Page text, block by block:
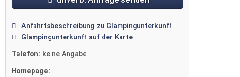
Anfahrtsbeschreibung zu Glampingunterkunft
Glampingunterkunft auf der Karte
Telefon: keine Angabe
Homepage: